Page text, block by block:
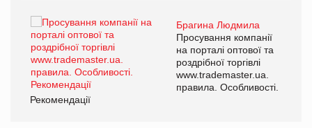
Брагина Людмила
Просування компанії
на порталі оптової та
роздрібної торгівлі
www.trademaster.ua.
правила. Особливості.
Рекомендації